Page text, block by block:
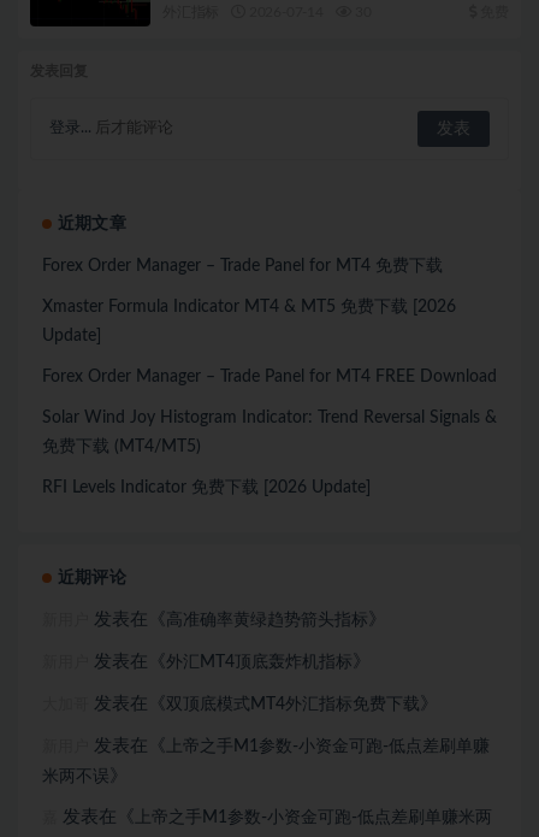
登录... 后才能评论
近期文章
Forex Order Manager – Trade Panel for MT4 免费下载
Xmaster Formula Indicator MT4 & MT5 免费下载 [2026
Update]
Forex Order Manager – Trade Panel for MT4 FREE Download
Solar Wind Joy Histogram Indicator: Trend Reversal Signals &
免费下载 (MT4/MT5)
RFI Levels Indicator 免费下载 [2026 Update]
近期评论
发表在《 高准确率黄绿趋势箭头指标 》
发表在《 外汇MT4顶底轰炸机指标 》
发表在《 双顶底模式MT4外汇指标免费下载 》
发表在《
上帝之手M1参数-小资金可跑-低点差刷单赚
米两不误 》
发表在《 上帝之手M1参数-小资金可跑-低点差刷单赚米两